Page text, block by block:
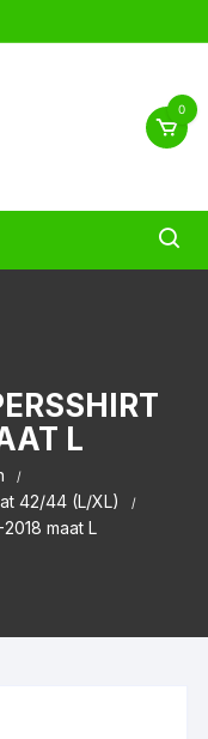
0
L
42/44 (L/XL)
maat L